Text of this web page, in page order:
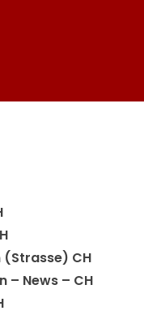
(Strasse) CH
– News – CH